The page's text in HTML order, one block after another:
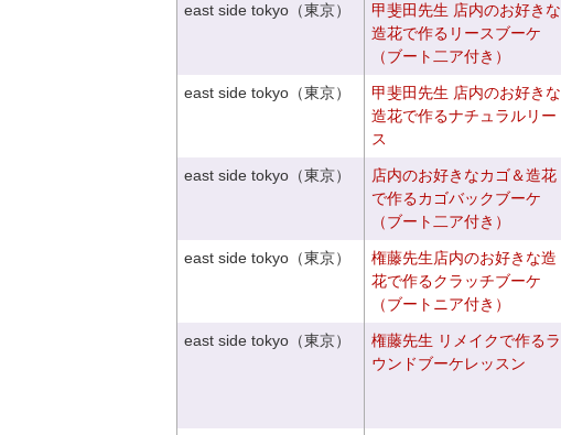
east side tokyo（東京）
甲斐田先生 店内のお好きな
造花で作るリースブーケ
（ブート二ア付き）
east side tokyo（東京）
甲斐田先生 店内のお好きな
造花で作るナチュラルリー
ス
east side tokyo（東京）
店内のお好きなカゴ＆造花
で作るカゴバックブーケ
（ブート二ア付き）
east side tokyo（東京）
権藤先生店内のお好きな造
花で作るクラッチブーケ
（ブートニア付き）
east side tokyo（東京）
権藤先生 リメイクで作るラ
ウンドブーケレッスン